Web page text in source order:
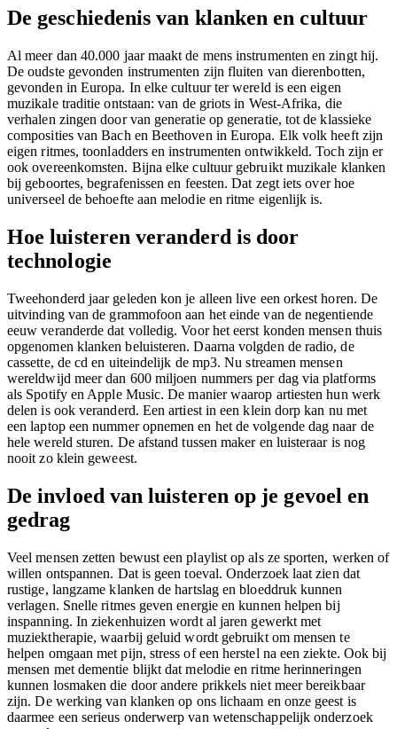
De geschiedenis van klanken en cultuur
Al meer dan 40.000 jaar maakt de mens instrumenten en zingt hij.
De oudste gevonden instrumenten zijn fluiten van dierenbotten,
gevonden in Europa. In elke cultuur ter wereld is een eigen
muzikale traditie ontstaan: van de griots in West-Afrika, die
verhalen zingen door van generatie op generatie, tot de klassieke
composities van Bach en Beethoven in Europa. Elk volk heeft zijn
eigen ritmes, toonladders en instrumenten ontwikkeld. Toch zijn er
ook overeenkomsten. Bijna elke cultuur gebruikt muzikale klanken
bij geboortes, begrafenissen en feesten. Dat zegt iets over hoe
universeel de behoefte aan melodie en ritme eigenlijk is.
Hoe luisteren veranderd is door
technologie
Tweehonderd jaar geleden kon je alleen live een orkest horen. De
uitvinding van de grammofoon aan het einde van de negentiende
eeuw veranderde dat volledig. Voor het eerst konden mensen thuis
opgenomen klanken beluisteren. Daarna volgden de radio, de
cassette, de cd en uiteindelijk de mp3. Nu streamen mensen
wereldwijd meer dan 600 miljoen nummers per dag via platforms
als Spotify en Apple Music. De manier waarop artiesten hun werk
delen is ook veranderd. Een artiest in een klein dorp kan nu met
een laptop een nummer opnemen en het de volgende dag naar de
hele wereld sturen. De afstand tussen maker en luisteraar is nog
nooit zo klein geweest.
De invloed van luisteren op je gevoel en
gedrag
Veel mensen zetten bewust een playlist op als ze sporten, werken of
willen ontspannen. Dat is geen toeval. Onderzoek laat zien dat
rustige, langzame klanken de hartslag en bloeddruk kunnen
verlagen. Snelle ritmes geven energie en kunnen helpen bij
inspanning. In ziekenhuizen wordt al jaren gewerkt met
muziektherapie, waarbij geluid wordt gebruikt om mensen te
helpen omgaan met pijn, stress of een herstel na een ziekte. Ook bij
mensen met dementie blijkt dat melodie en ritme herinneringen
kunnen losmaken die door andere prikkels niet meer bereikbaar
zijn. De werking van klanken op ons lichaam en onze geest is
daarmee een serieus onderwerp van wetenschappelijk onderzoek